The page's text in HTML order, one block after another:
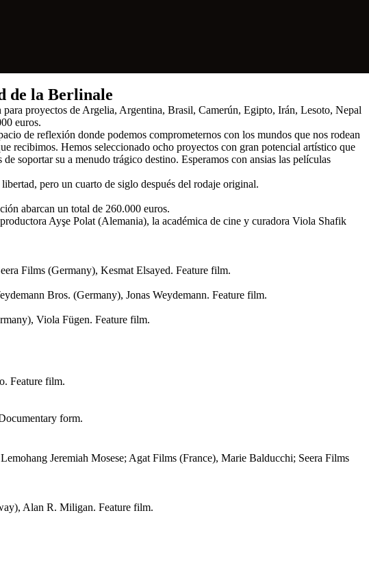
de la Berlinale
proyectos de Argelia, Argentina, Brasil, Camerún, Egipto, Irán, Lesoto, Nepal
euros.
de reflexión donde podemos comprometernos con los mundos que nos rodean
recibimos. Hemos seleccionado ocho proyectos con gran potencial artístico que
soportar su a menudo trágico destino. Esperamos con ansias las películas
pero un cuarto de siglo después del rodaje original.
abarcan un total de 260.000 euros.
Ayşe Polat (Alemania), la académica de cine y curadora Viola Shafik
Films (Germany), Kesmat Elsayed. Feature film.
Bros. (Germany), Jonas Weydemann. Feature film.
Viola Fügen. Feature film.
Feature film.
form.
Jeremiah Mosese; Agat Films (France), Marie Balducchi; Seera Films
Alan R. Miligan. Feature film.